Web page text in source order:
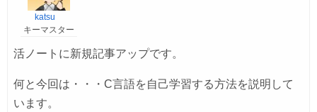
katsu
キーマスター
活ノートに新規記事アップです。
何と今回は・・・C言語を自己学習する方法を説明して
います。